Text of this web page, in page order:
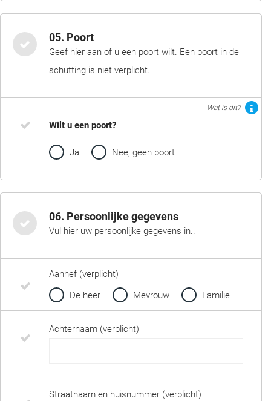
05. Poort
Geef hier aan of u een poort wilt. Een poort in de
schutting is niet verplicht.
Wat is dit?
Wilt u een poort?
Ja Nee, geen poort
06. Persoonlijke gegevens
Vul hier uw persoonlijke gegevens in..
Aanhef (verplicht)
De heer
Mevrouw Familie
Achternaam (verplicht)
Straatnaam en huisnummer (verplicht)